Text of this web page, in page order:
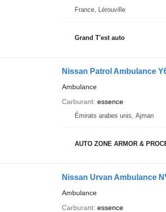
France, Lérouville
Grand T'est auto
Nissan Patrol Ambulance
Ambulance
Carburant essence
Émirats arabes unis, Ajman
AUTO ZONE ARMOR &
Nissan Urvan Ambulance
Ambulance
Carburant essence